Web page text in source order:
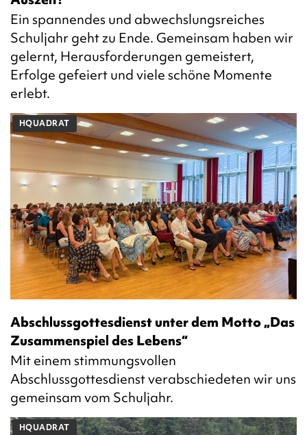
Ein spannendes und abwechslungsreiches
Schuljahr geht zu Ende. Gemeinsam haben wir
gelernt, Herausforderungen gemeistert,
Erfolge gefeiert und viele schöne Momente
erlebt.
HQUADRAT
Abschlussgottesdienst unter dem Motto „Das
Zusammenspiel des Lebens“
Mit einem stimmungsvollen
Abschlussgottesdienst verabschiedeten wir uns
gemeinsam vom Schuljahr.
HQUADRAT